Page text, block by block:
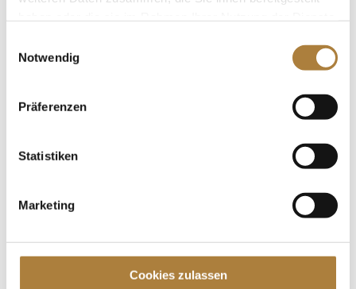
Notwendig
Präferenzen
Statistiken
Marketing
Cookies zulassen
ganz wichtiger Aspekt ist außerdem die
Bedeutung der Familie. Die jungen Reiter
brauchen eine Begleitperson auf den Turnieren,
meistens kommen da die Eltern ins Spiel. Sie
gucken zu, sie sind tatsächlich mit involviert.
dran und dabei. Das kann schon auch mal
wichtig. Der Reitsport mit all seinen
„Begleiterscheinungen“ hat mir sehr viel
Stiftung können wir ein bisschen davon sicher
auch an andere weitergeben.“